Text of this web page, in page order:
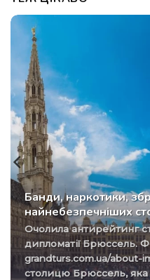
Банди, наркотики,
найнебезпечніших
Очолила антирейтинг столиця європейської
дипломатії Брюссель.
grandturs.com.ua/about-
столицю Брюссель, яка